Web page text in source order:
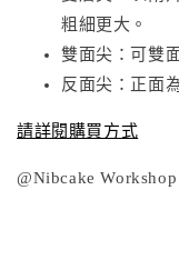
粗細更大。
雙面尖：可雙
反面尖：正面
請詳閱購買方式
@Nibcake Workshop